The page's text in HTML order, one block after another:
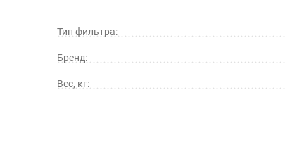
Тип фильтра:
Бренд:
Вес, кг: